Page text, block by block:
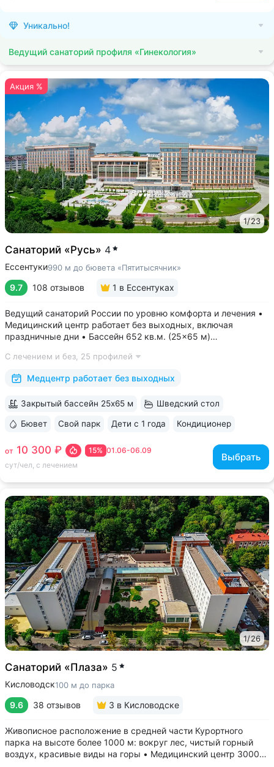
Уникально!
Ведущий санаторий профиля «Гинекология»
Акция %
1/23
Санаторий «Русь» 4
Ессентуки990 м до бювета «Пятитысячник»
9.7 108 отзывов 1 в Ессентуках
Ведущий санаторий России по уровню комфорта и лечения •
Медицинский центр работает без выходных, включая
праздничные дни • Бассейн 652 кв.м. (25×65 м)
Глубина от 30 до 180 см, есть отдельная детская зона. Рядом
расположены закрытая терраса...
С лечением и без, 25 профилей
Медцентр работает без выходных
01.06-06.09
15%
от 10 300 ₽
сут/чел, с лечением
Выбрать
Закрытый бассейн 25х65 м Шведский стол
Бювет Свой парк Дети с 1 года Кондиционер
ещё 6
1/26
Санаторий «Плаза» 5
Кисловодск100 м до парка
9.6 38 отзывов 3 в Кисловодске
Живописное расположение в средней части Курортного
парка на высоте более 1000 м: вокруг лес, чистый горный
воздух, красивые виды на горы • Медицинский центр 3000